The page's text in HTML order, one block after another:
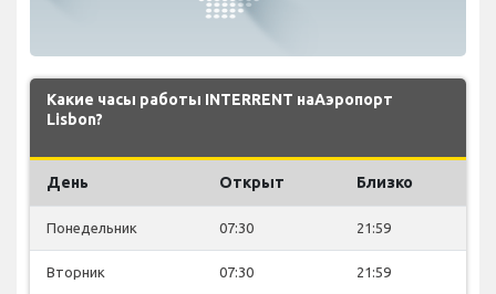
Какие часы работы INTERRENT наАэропорт
Lisbon?
День Открыт Близко
Понедельник 07:30 21:59
Вторник 07:30 21:59